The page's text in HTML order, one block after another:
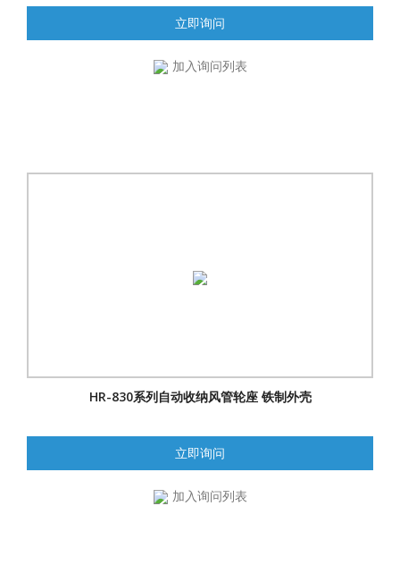
立即询问
加入询问列表
HR-830系列自动收纳风管轮座 铁制外壳
立即询问
加入询问列表